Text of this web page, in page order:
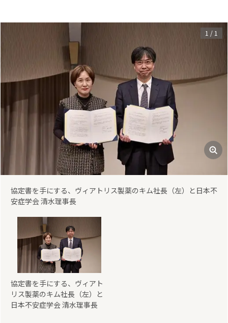
協定書を手にする、ヴィアトリス製薬のキム社長（左）と日本不
安症学会 清水理事長
1 / 1
協定書を手にする、ヴィアト
リス製薬のキム社長（左）と
日本不安症学会 清水理事長